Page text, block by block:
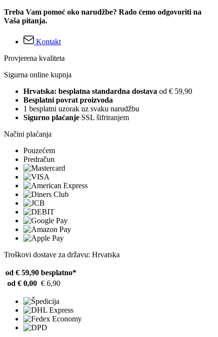
Treba Vam pomoć oko narudžbe? Rado ćemo odgovoriti na
Vaša pitanja.
Kontakt
Provjerena kvaliteta
Sigurna online kupnja
Hrvatska: besplatna standardna dostava od € 59,90
Besplatni povrat proizvoda
1 besplatni uzorak uz svaku narudžbu
Sigurno plaćanje SSL šifriranjem
Načini plaćanja
Pouzećem
Predračun
Troškovi dostave za državu: Hrvatska
od € 59,90 besplatno*
od € 0,00 € 6,90